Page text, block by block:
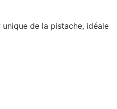
de la pistache, idéale